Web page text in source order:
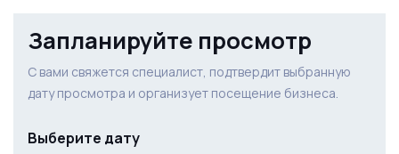
Подробности, планировка и состав передаваемого
имущества — по запросу.
Торг при предметном разговоре
Запланируйте просмотр
С вами свяжется специалист, подтвердит выбранную
дату просмотра и организует посещение бизнеса.
Выберите дату